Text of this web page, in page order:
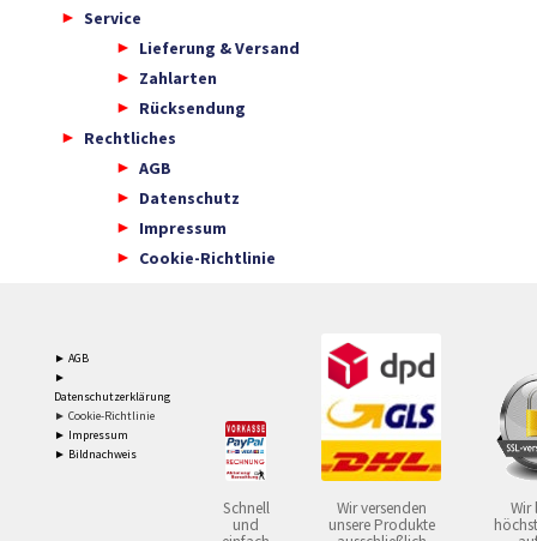
Service
Lieferung & Versand
Zahlarten
Rücksendung
Rechtliches
AGB
Datenschutz
Impressum
Cookie-Richtlinie
► AGB
►
Datenschutzerklärung
► Cookie-Richtlinie
► Impressum
► Bildnachweis
Schnell
und
Wir versenden
unsere Produkte
Wir